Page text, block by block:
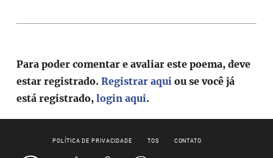
Para poder comentar e avaliar este poema, deve
estar registrado.Registrar aqui ou se você já
está registrado,login aqui.
POLÍTICA DE PRIVACIDADE TOS CONTATO